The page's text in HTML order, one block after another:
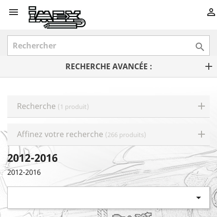
 

RECHERCHE AVANCÉE :
Recherche (1 produit)
Affinez votre recherche (266 produits)
2012-2016
2012-2016
